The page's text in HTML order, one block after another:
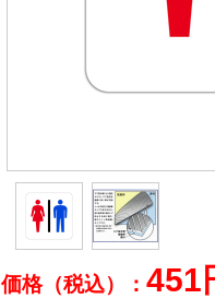
価格（税込）： 451